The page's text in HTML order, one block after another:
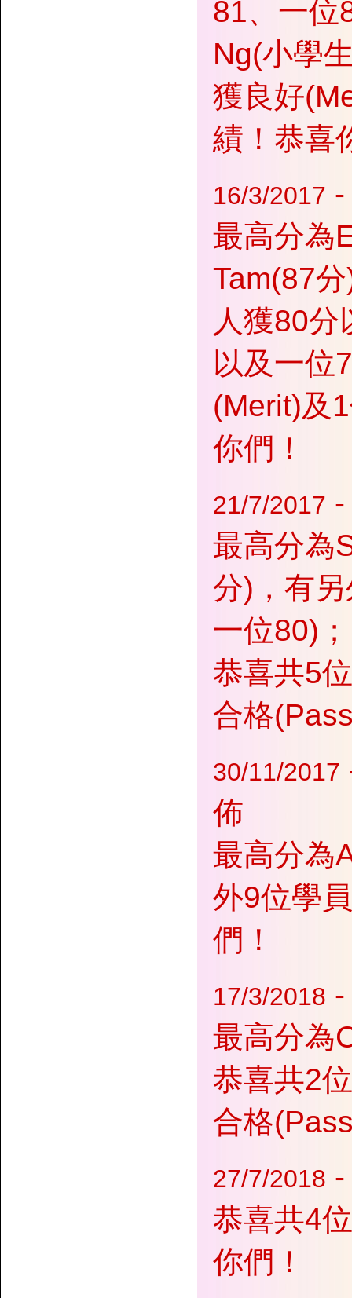
81、一位
Ng(小學
獲良好
績！恭喜
16/3/2017 -
最高分為
Tam(87
人獲80
以及一位
(Merit)及
你們！
21/7/2017 -
最高分為
分)，有
一位80)
恭喜共5
合格
30/11/2017
佈
最高分為
外9位學
們！
17/3/2018 -
最高分為
恭喜共2
合格
27/7/2018 -
恭喜共4
你們！